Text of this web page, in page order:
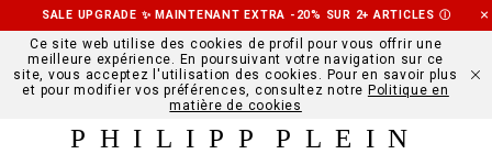
SALE UPGRADE ✨ MAINTENANT EXTRA -20% SUR 2+ ARTICLES Ⓘ
Ce site web utilise des cookies de profil pour vous offrir une
meilleure expérience. En poursuivant votre navigation sur ce
site, vous acceptez l'utilisation des cookies. Pour en savoir plus
et pour modifier vos préférences, consultez notre Politique en
matière de cookies
PHILIPP PLEIN